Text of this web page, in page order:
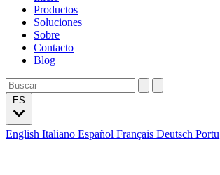
Productos
Soluciones
Sobre
Contacto
Blog
English Italiano Español Français Deutsch